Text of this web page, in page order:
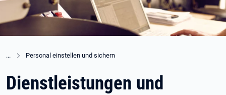
Personal einstellen und sichern
Dienstleistungen und